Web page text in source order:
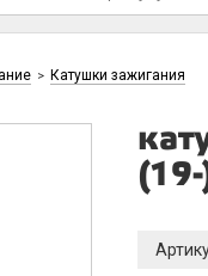
> Катушки зажигания